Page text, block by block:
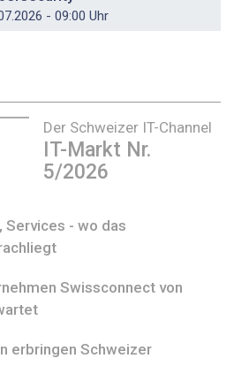
- 09:00 Uhr
Der Schweizer IT-Channel
IT-Markt Nr.
5/2026
Services - wo das
Swissconnect von
erbringen Schweizer